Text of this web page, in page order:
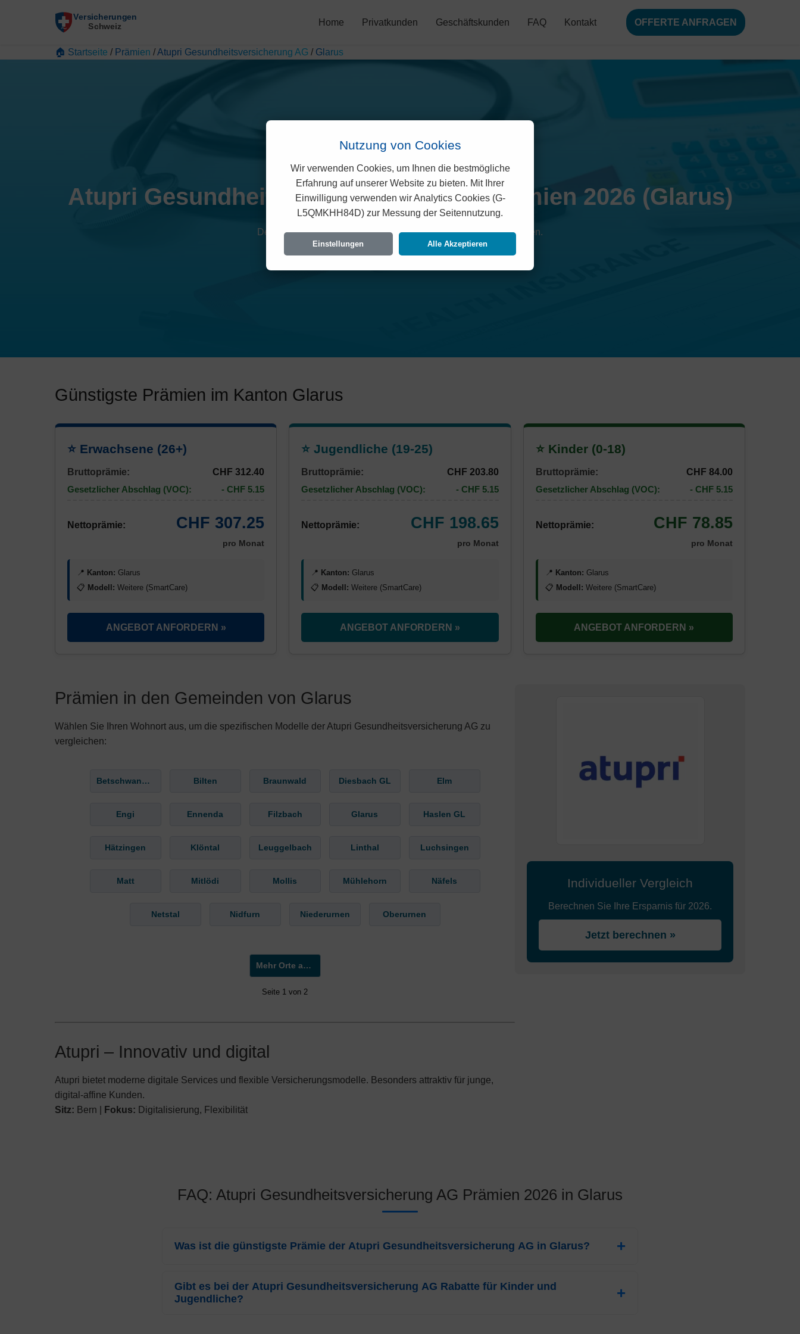
Home Privatkunden Geschäftskunden FAQ Kontakt OFFERTE ANFRAGEN
🏠 Startseite / Prämien /Atupri Gesundheitsversicherung AG / Glarus
Atupri Gesundheitsversicherung AG Prämien 2026 (Glarus)
Detaillierte Übersicht der monatlichen Kosten für alle Altersgruppen.
Günstigste Prämien im Kanton Glarus
⭐ Erwachsene (26+)
Bruttoprämie:
CHF 312.40
Gesetzlicher Abschlag (VOC):
- CHF 5.15
Nettoprämie: CHF 307.25
pro Monat
📍 Kanton: Glarus
📋 Modell: Weitere (SmartCare)
ANGEBOT ANFORDERN »
⭐ Jugendliche (19-25)
Bruttoprämie:
CHF 203.80
Gesetzlicher Abschlag (VOC):
- CHF 5.15
Nettoprämie: CHF 198.65
pro Monat
📍 Kanton: Glarus
📋 Modell: Weitere (SmartCare)
ANGEBOT ANFORDERN »
⭐ Kinder (0-18)
Bruttoprämie:
CHF 84.00
Gesetzlicher Abschlag (VOC):
- CHF 5.15
Nettoprämie: CHF 78.85
pro Monat
📍 Kanton: Glarus
📋 Modell: Weitere (SmartCare)
ANGEBOT ANFORDERN »
Prämien in den Gemeinden von Glarus
Wählen Sie Ihren Wohnort aus, um die spezifischen Modelle der Atupri Gesundheitsversicherung AG zu
vergleichen:
Betschwanden Bilten Braunwald Diesbach GL Elm
Engi Ennenda Filzbach Glarus Haslen GL
Hätzingen Klöntal Leuggelbach Linthal Luchsingen
Matt Mitlödi Mollis Mühlehorn Näfels
Netstal Nidfurn Niederurnen Oberurnen
Mehr Orte anzeigen »
Seite 1 von 2
Atupri – Innovativ und digital
Atupri bietet moderne digitale Services und flexible Versicherungsmodelle. Besonders attraktiv für junge,
digital-affine Kunden.
Sitz: Bern | Fokus: Digitalisierung, Flexibilität
Individueller Vergleich
Berechnen Sie Ihre Ersparnis für 2026.
Jetzt berechnen »
FAQ: Atupri Gesundheitsversicherung AG Prämien 2026 in Glarus
Was ist die günstigste Prämie der Atupri Gesundheitsversicherung AG in Glarus?
GlarusCHF 307.25 pro Monat. Dieser Tarif bezieht sich auf das Weitere-Modell (SmartCare) mit der höchsten
Franchise (CHF 2500).
Gibt es bei der Atupri Gesundheitsversicherung AG Rabatte für Kinder und
Jugendliche?
Nutzung von Cookies
Wir verwenden Cookies, um Ihnen die bestmögliche
Erfahrung auf unserer Website zu bieten. Mit Ihrer
Einwilligung verwenden wir Analytics Cookies (G-
L5QMKHH84D) zur Messung der Seitennutzung.
Einstellungen Alle Akzeptieren